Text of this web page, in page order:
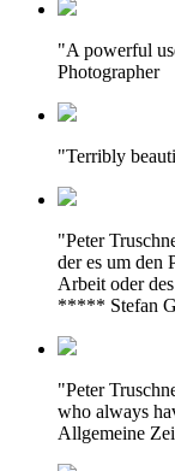
"A powerful
Photographer
"Terribly
"Peter
der es um den
Arbeit oder
***** Stefan
"Peter
who always
Allgemeine